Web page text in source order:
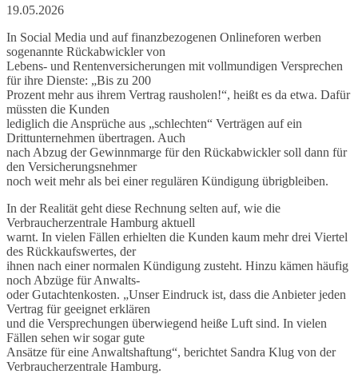
19.05.2026
In Social Media und auf finanzbezogenen Onlineforen werben
sogenannte Rückabwickler von
Lebens- und Rentenversicherungen mit vollmundigen Versprechen
für ihre Dienste: „Bis zu 200
Prozent mehr aus ihrem Vertrag rausholen!“, heißt es da etwa. Dafür
müssten die Kunden
lediglich die Ansprüche aus „schlechten“ Verträgen auf ein
Drittunternehmen übertragen. Auch
nach Abzug der Gewinnmarge für den Rückabwickler soll dann für
den Versicherungsnehmer
noch weit mehr als bei einer regulären Kündigung übrigbleiben.
In der Realität geht diese Rechnung selten auf, wie die
Verbraucherzentrale Hamburg aktuell
warnt. In vielen Fällen erhielten die Kunden kaum mehr drei Viertel
des Rückkaufswertes, der
ihnen nach einer normalen Kündigung zusteht. Hinzu kämen häufig
noch Abzüge für Anwalts-
oder Gutachtenkosten. „Unser Eindruck ist, dass die Anbieter jeden
Vertrag für geeignet erklären
und die Versprechungen überwiegend heiße Luft sind. In vielen
Fällen sehen wir sogar gute
Ansätze für eine Anwaltshaftung“, berichtet Sandra Klug von der
Verbraucherzentrale Hamburg.